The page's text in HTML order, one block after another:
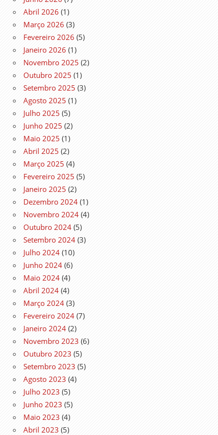
Abril 2026 (1)
Março 2026 (3)
Fevereiro 2026 (5)
Janeiro 2026 (1)
Novembro 2025 (2)
Outubro 2025 (1)
Setembro 2025 (3)
Agosto 2025 (1)
Julho 2025 (5)
Junho 2025 (2)
Maio 2025 (1)
Abril 2025 (2)
Março 2025 (4)
Fevereiro 2025 (5)
Janeiro 2025 (2)
Dezembro 2024 (1)
Novembro 2024 (4)
Outubro 2024 (5)
Setembro 2024 (3)
Julho 2024 (10)
Junho 2024 (6)
Maio 2024 (4)
Abril 2024 (4)
Março 2024 (3)
Fevereiro 2024 (7)
Janeiro 2024 (2)
Novembro 2023 (6)
Outubro 2023 (5)
Setembro 2023 (5)
Agosto 2023 (4)
Julho 2023 (5)
Junho 2023 (5)
Maio 2023 (4)
Abril 2023 (5)